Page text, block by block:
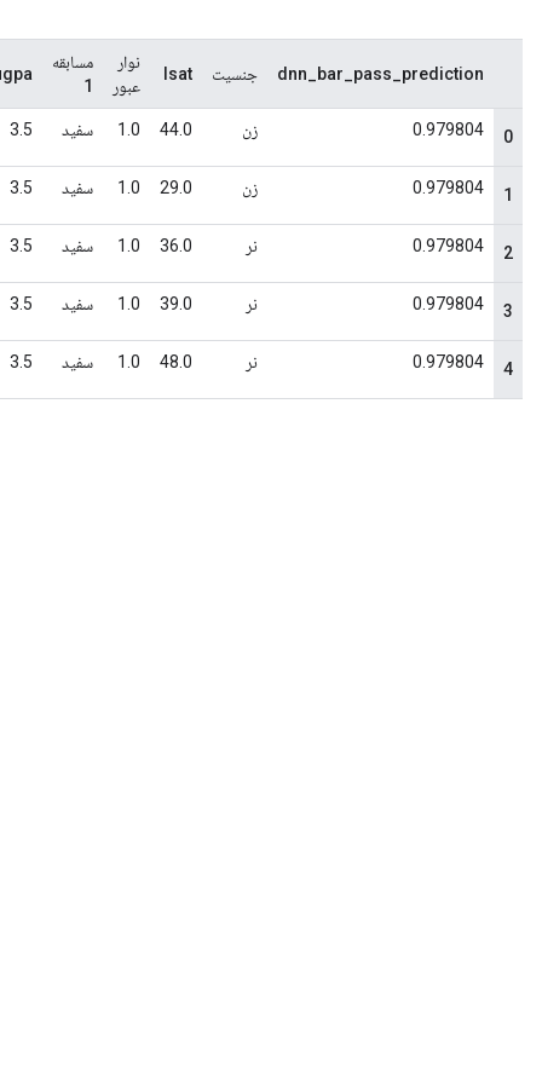
dnn_bar_pass_prediction جنسیت lsat
نوار
عبور
مسابقه
ugpa
0.979804
44.0
1.0 سفید 3.5
0.979804
29.0
1.0 سفید 3.5
0.979804
36.0
1.0 سفید 3.5
0.979804
39.0
1.0 سفید 3.5
0.979804
48.0
1.0 سفید 3.5